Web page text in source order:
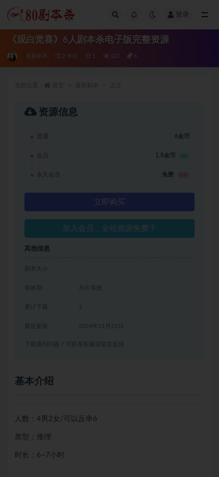
登录
《观白觉喜》6人剧本杀电子版完整资源
最新剧本 2 年前 1 122 6
资源信息
普通 6金币
会员 1.8金币 3折
永久会员 免费
立即购买
加入会员，全站资源免费下
其他信息
剧本大小
有效期 永久有效
累计下载 3
2024年11月22日
下载遇到问题？可联系客服或留言反馈
基本介绍
人数：4男2女/可以反串6
类型：推理
时长：6~7小时